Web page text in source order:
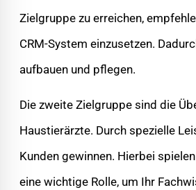
Zielgruppe zu erreichen,
CRM-System einzusetzen.
aufbauen und pflegen.
Die zweite Zielgruppe sind die
Haustierärzte. Durch spezielle
Kunden gewinnen. Hierbei
eine wichtige Rolle, um Ihr